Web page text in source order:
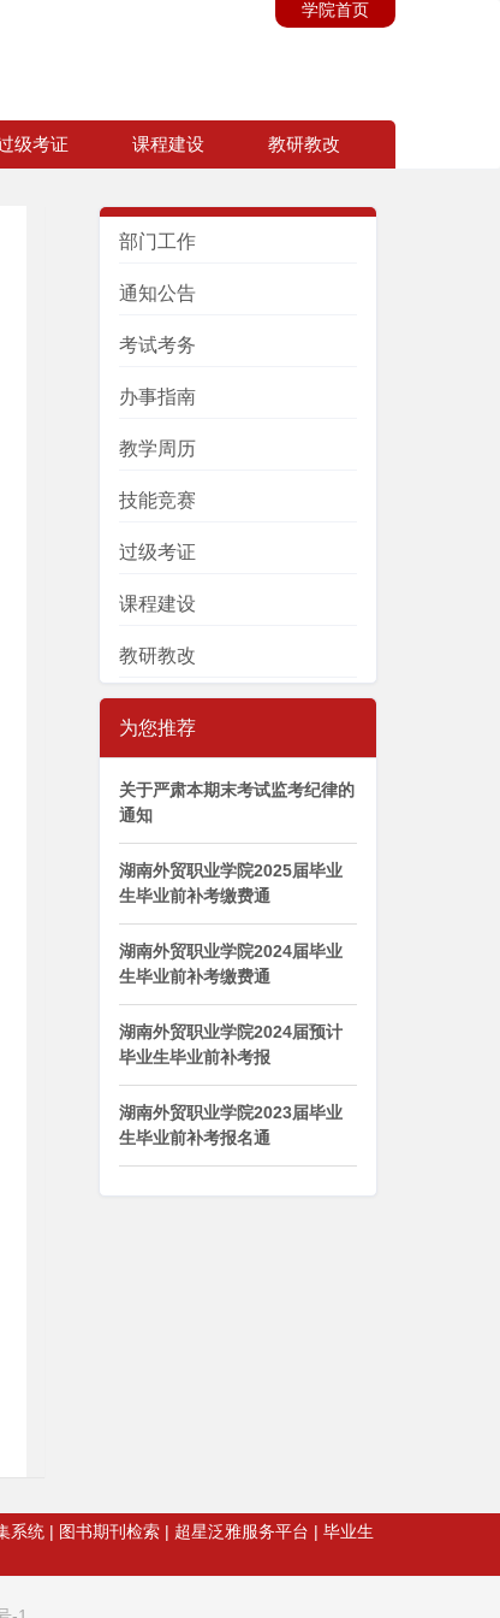
学院首页
级考证 课程建设 教研教改
部门工作
通知公告
考试考务
办事指南
教学周历
技能竞赛
过级考证
课程建设
教研教改
为您推荐
关于严肃本期末考试监考纪律的
通知
湖南外贸职业学院2025届毕业
生毕业前补考缴费通
湖南外贸职业学院2024届毕业
生毕业前补考缴费通
湖南外贸职业学院2024届预计
毕业生毕业前补考报
湖南外贸职业学院2023届毕业
生毕业前补考报名通
系统 | 图书期刊检索 | 超星泛雅服务平台 | 毕业生